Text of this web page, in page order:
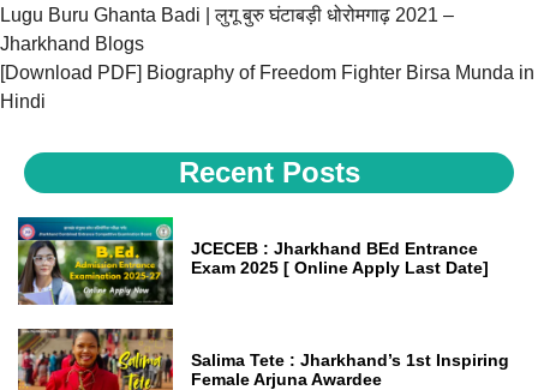
Lugu Buru Ghanta Badi | लुगू बुरु घंटाबड़ी धोरोमगाढ़ 2021 –
Jharkhand Blogs
[Download PDF] Biography of Freedom Fighter Birsa Munda in
Hindi
Recent Posts
JCECEB : Jharkhand BEd Entrance
Exam 2025 [ Online Apply Last Date]
Salima Tete : Jharkhand’s 1st Inspiring
Female Arjuna Awardee